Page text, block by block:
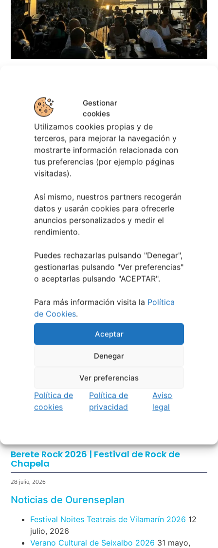
Gestionar
cookies
Utilizamos cookies propias y de
terceros, para mejorar la navegación y
mostrarte información relacionada con
tus preferencias (por ejemplo páginas
visitadas).
Así mismo, nuestros partners recogerán
datos y usarán cookies para ofrecerle
anuncios personalizados y medir el
rendimiento.
Puedes rechazarlas pulsando "Denegar",
gestionarlas pulsando "Ver preferencias"
o aceptarlas pulsando "ACEPTAR".
Para más información visita la Política
de Cookies.
Aceptar
Denegar
Ver preferencias
Política de
cookies
Política de
privacidad
Aviso
legal
5 agosto, 2026
Eclipse Solar 2026 en Vigo: el Gran Evento
Astronómico
Berete Rock 2026 | Festival de Rock de
Chapela
28 julio, 2026
Noticias de Ourenseplan
Festival Noites Teatrais de Vilamarín 2026 12
julio, 2026
Verano Cultural de Seixalbo 2026 31 mayo,